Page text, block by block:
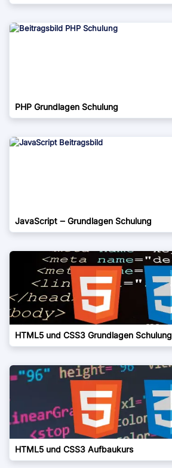
PHP Grundlagen Schulung
JavaScript ‒ Grundlagen Schulung
HTML5 und CSS3 Grundlagen Schulung
HTML5 und CSS3 Aufbaukurs